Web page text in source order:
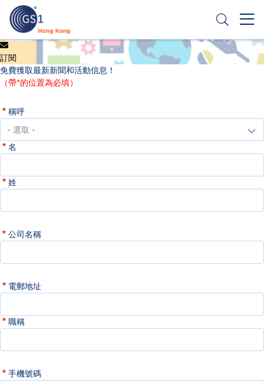
內
容
Header
Top
Second
Menu
申請條碼
訂閱
免費獲取最新新聞和活動信息！
（帶*的位置為必填）
稱呼
名
姓
公司名稱
電郵地址
職稱
手機號碼